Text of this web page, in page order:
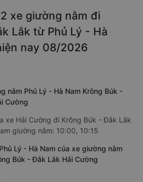
xe giường nằm đi
Lắk từ Phủ Lý - Hà
nay 08/2026
nằm Phủ Lý - Hà Nam Krông Búk -
Cường
xe Hải Cường đi Krông Búk - Đắk Lắk
giường nằm: 10:00, 10:15
Lý - Hà Nam của xe giường nằm
Búk - Đắk Lắk Hải Cường